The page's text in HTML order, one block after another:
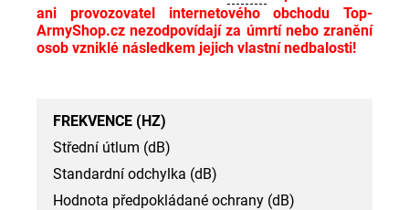
ani provozovatel internetového obchodu Top-
ArmyShop.cz nezodpovídají za úmrtí nebo zranění
osob vzniklé následkem jejich vlastní nedbalosti!
FREKVENCE (HZ)
Střední útlum (dB)
Standardní odchylka (dB)
Hodnota předpokládané ochrany (dB)